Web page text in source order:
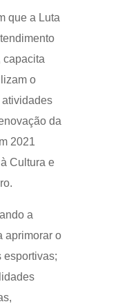
que a Luta
capacita
o
atividades
da
2021
Cultura e
a
aprimorar o
esportivas;